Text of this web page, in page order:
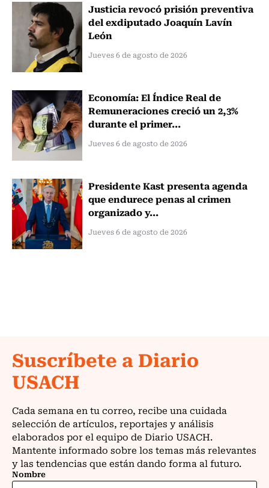
Justicia revocó prisión preventiva
del exdiputado Joaquín Lavín
León
Jueves 6 de agosto de 2026
Economía: El Índice Real de
Remuneraciones creció un 2,3%
durante el primer...
Jueves 6 de agosto de 2026
Presidente Kast presenta agenda
que endurece penas al crimen
organizado y...
Jueves 6 de agosto de 2026